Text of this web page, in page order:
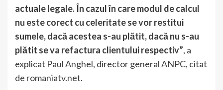
actuale legale. În cazul în care modul de calcul
nu este corect cu celeritate se vor restitui
sumele, dacă acestea s-au plătit, dacă nu s-au
plătit se va refactura clientului respectiv”, a
explicat Paul Anghel, director general ANPC, citat
de romaniatv.net.